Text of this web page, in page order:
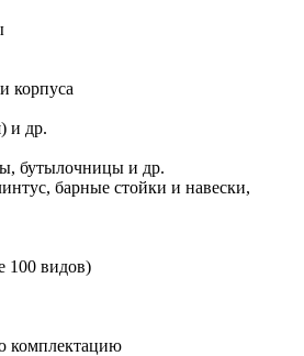
корпуса
и др.
бутылочницы и др.
барные стойки и навески,
100 видов)
комплектацию